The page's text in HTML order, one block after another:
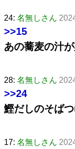
24: 名無しさん
>>15
あの蕎麦の汁
28: 名無しさん
>>24
鰹だしのそば
17: 名無しさん